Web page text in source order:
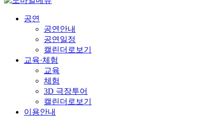
공연
공연안내
공연일정
캘린더로보기
교육·체험
교육
체험
3D 극장투어
캘린더로보기
이용안내